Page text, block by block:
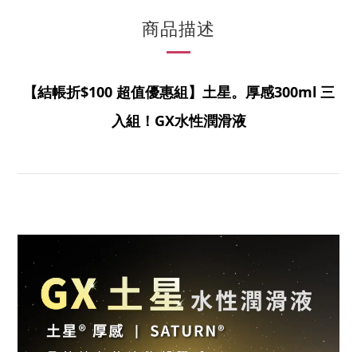
商品描述
【結帳折$100 超值優惠組】土星。厚感300ml 三
入組！GX水性潤滑液